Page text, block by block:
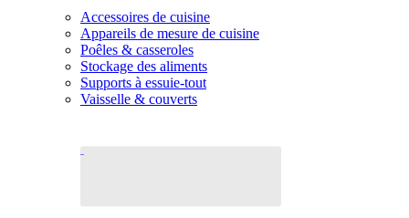
Accessoires de cuisine
Appareils de mesure de cuisine
Poêles & casseroles
Stockage des aliments
Supports à essuie-tout
Vaisselle & couverts